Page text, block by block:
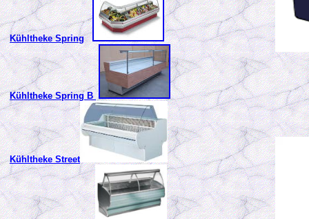
Kühltheke Spring
Kühltheke Spring B
Kühltheke Street